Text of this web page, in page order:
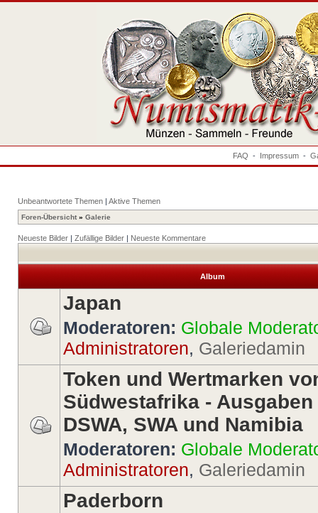
FAQ - Impressum -
Unbeantwortete Themen | Aktive Themen
Foren-Übersicht » Galerie
Neueste Bilder | Zufällige Bilder | Neueste Kommentare
Album
Japan
Moderatoren: Globale
Administratoren, Galeriedamin
Token und Wertmarken
Südwestafrika -
DSWA, SWA und Namibia
Moderatoren: Globale
Administratoren, Galeriedamin
Paderborn